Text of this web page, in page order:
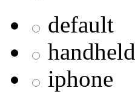
default
handheld
iphone